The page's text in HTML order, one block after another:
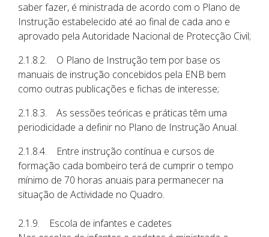
saber fazer, é ministrada de acordo com o Plano de
Instrução estabelecido até ao final de cada ano e
aprovado pela Autoridade Nacional de Protecção Civil;
2.1.8.2. O Plano de Instrução tem por base os
manuais de instrução concebidos pela ENB bem
como outras publicações e fichas de interesse;
2.1.8.3. As sessões teóricas e práticas têm uma
periodicidade a definir no Plano de Instrução Anual.
2.1.8.4. Entre instrução contínua e cursos de
formação cada bombeiro terá de cumprir o tempo
mínimo de 70 horas anuais para permanecer na
situação de Actividade no Quadro.
2.1.9. Escola de infantes e cadetes